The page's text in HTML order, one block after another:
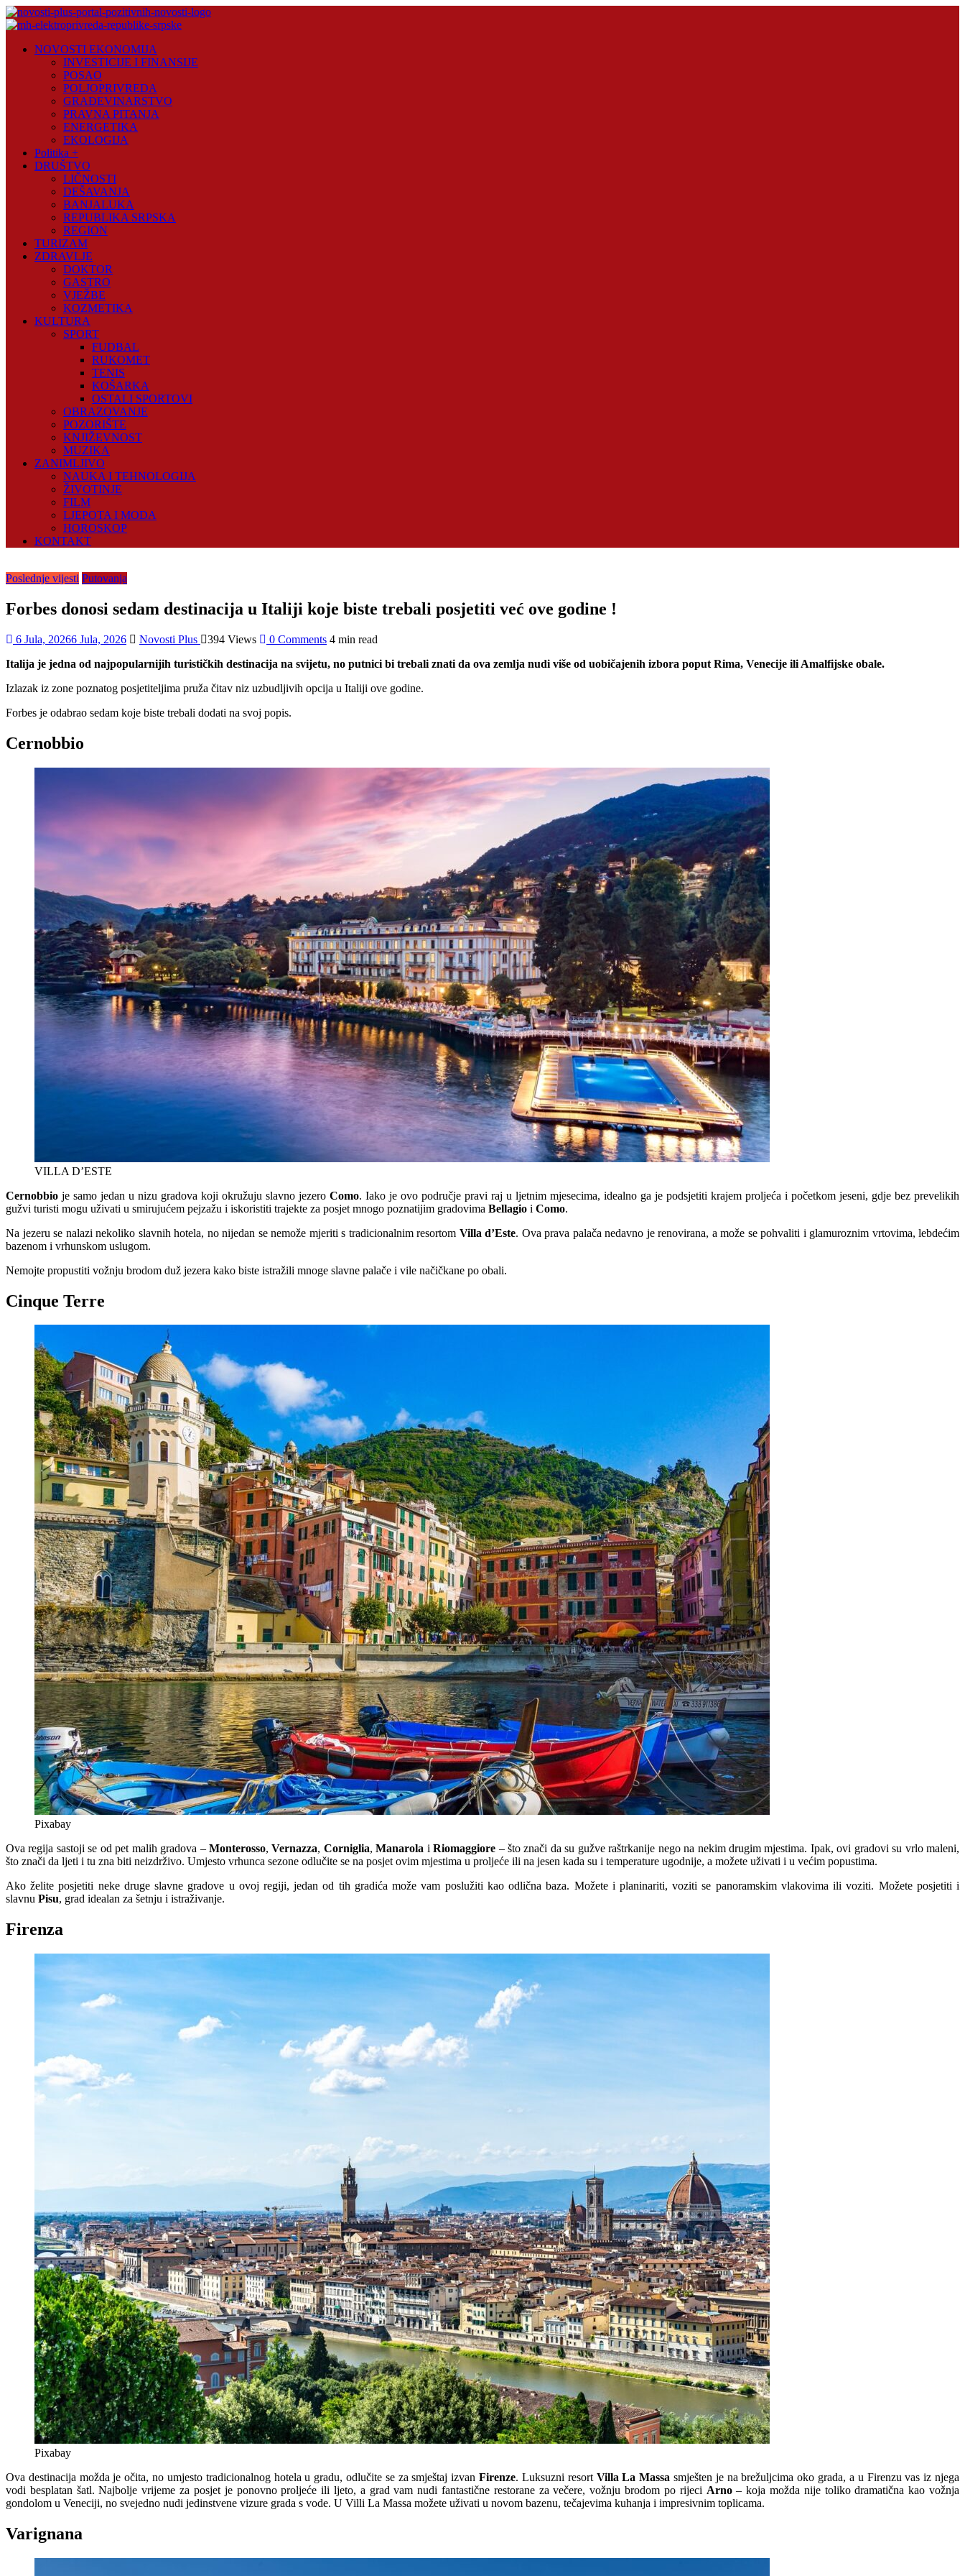
Skip
to
Plus
NOVOSTI EKONOMIJA
INVESTICIJE I FINANSIJE
POSAO
POLJOPRIVREDA
GRAĐEVINARSTVO
PRAVNA PITANJA
ENERGETIKA
EKOLOGIJA
Politika +
DRUŠTVO
LIČNOSTI
DEŠAVANJA
BANJALUKA
REPUBLIKA SRPSKA
REGION
TURIZAM
ZDRAVLJE
DOKTOR
GASTRO
VJEŽBE
KOZMETIKA
KULTURA
SPORT
FUDBAL
RUKOMET
TENIS
KOŠARKA
OSTALI SPORTOVI
OBRAZOVANJE
POZORIŠTE
KNJIŽEVNOST
MUZIKA
ZANIMLJIVO
NAUKA I TEHNOLOGIJA
ŽIVOTINJE
FILM
LJEPOTA I MODA
HOROSKOP
KONTAKT
Poslednje vijesti Putovanja
Forbes donosi sedam destinacija u Italiji koje biste trebali posjetiti već ove godine !
6 Jula, 20266 Jula, 2026 Novosti Plus 394 Views 0 Comments 4 min read
Italija je jedna od najpopularnijih turističkih destinacija na svijetu, no putnici bi trebali znati da ova zemlja nudi više od uobičajenih izbora poput Rima, Venecije ili Amalfijske obale.
Izlazak iz zone poznatog posjetiteljima pruža čitav niz uzbudljivih opcija u Italiji ove godine.
Forbes je odabrao sedam koje biste trebali dodati na svoj popis.
Cernobbio
VILLA D’ESTE
Cernobbio je samo jedan u nizu gradova koji okružuju slavno jezero Como. Iako je ovo područje pravi raj u ljetnim mjesecima, idealno ga je podsjetiti krajem proljeća i početkom jeseni, gdje bez prevelikih
gužvi turisti mogu uživati u smirujućem pejzažu i iskoristiti trajekte za posjet mnogo poznatijim gradovima Bellagio i Como.
Na jezeru se nalazi nekoliko slavnih hotela, no nijedan se nemože mjeriti s tradicionalnim resortom Villa d’Este. Ova prava palača nedavno je renovirana, a može se pohvaliti i glamuroznim vrtovima, lebdećim
bazenom i vrhunskom uslugom.
Nemojte propustiti vožnju brodom duž jezera kako biste istražili mnoge slavne palače i vile načičkane po obali.
Cinque Terre
Pixabay
Ova regija sastoji se od pet malih gradova – Monterosso,Vernazza, Corniglia,Manarola iRiomaggiore – što znači da su gužve raštrkanije nego na nekim drugim mjestima. Ipak, ovi gradovi su vrlo maleni,
što znači da ljeti i tu zna biti neizdrživo. Umjesto vrhunca sezone odlučite se na posjet ovim mjestima u proljeće ili na jesen kada su i temperature ugodnije, a možete uživati i u većim popustima.
Ako želite posjetiti neke druge slavne gradove u ovoj regiji, jedan od tih gradića može vam poslužiti kao odlična baza. Možete i planinariti, voziti se panoramskim vlakovima ili voziti. Možete posjetiti i
slavnu Pisu, grad idealan za šetnju i istraživanje.
Firenza
Pixabay
Ova destinacija možda je očita, no umjesto tradicionalnog hotela u gradu, odlučite se za smještaj izvanFirenze. Luksuzni resort Villa La Massa smješten je na brežuljcima oko grada, a u Firenzu vas iz njega
vodi besplatan šatl. Najbolje vrijeme za posjet je ponovno proljeće ili ljeto, a grad vam nudi fantastične restorane za večere, vožnju brodom po rijeci Arno– koja možda nije toliko dramatična kao vožnja
gondolom u Veneciji, no svejedno nudi jedinstvene vizure grada s vode. U Villi La Massa možete uživati u novom bazenu, tečajevima kuhanja i impresivnim toplicama.
Varignana